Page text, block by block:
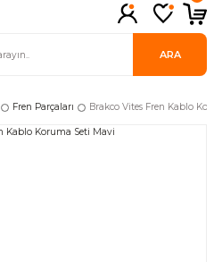
ARA
Fren Parçaları Brakco Vites Fren Kablo